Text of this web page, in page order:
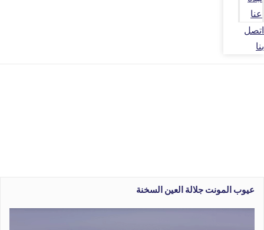
عنا
اتصل
بنا
عيوب المونت جلالة العين السخنة